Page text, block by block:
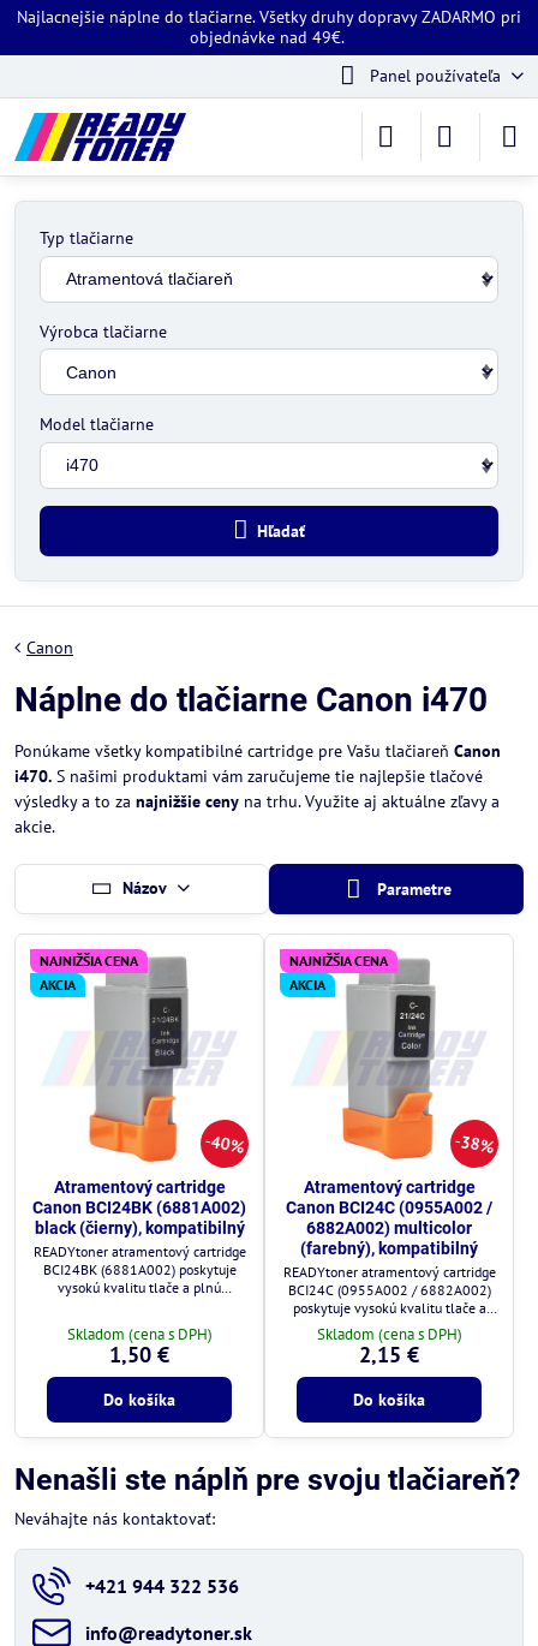
Najlacnejšie náplne do tlačiarne. Všetky druhy dopravy ZADARMO pri
objednávke nad 49€.
Panel používateľa
Typ tlačiarne
Výrobca tlačiarne
Model tlačiarne
Hľadať
Canon
Náplne do tlačiarne Canon i470
Ponúkame všetky kompatibilné cartridge pre Vašu tlačiareň Canon
i470. S našimi produktami vám zaručujeme tie najlepšie tlačové
výsledky a to za najnižšie ceny na trhu. Využite aj aktuálne zľavy a
akcie.
Názov Parametre
40%
NAJNIŽŠIA CENA
AKCIA
Atramentový cartridge
Canon BCI24BK (6881A002)
black (čierny), kompatibilný
READYtoner atramentový cartridge
BCI24BK (6881A002) poskytuje
vysokú kvalitu tlače a plnú
Skladom (cena s DPH)
1,50 €
Do košíka
38%
NAJNIŽŠIA CENA
AKCIA
Atramentový cartridge
Canon BCI24C (0955A002 /
6882A002) multicolor
(farebný), kompatibilný
READYtoner atramentový cartridge
BCI24C (0955A002 / 6882A002)
poskytuje vysokú kvalitu tlače a
plnú kompatibilitu s tlačiarňami
Canon.
Skladom (cena s DPH)
2,15 €
Do košíka
Nenašli ste náplň pre svoju tlačiareň?
Neváhajte nás kontaktovať:
+421 944 322 536
info​@readytoner​.sk